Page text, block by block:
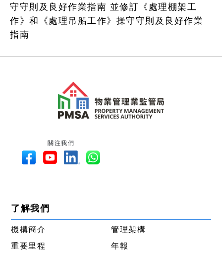
守守則及良好作業指南 並修訂《處理棚架工
作》和《處理吊船工作》操守守則及良好作業
指南
關注我們
了解我們
機構簡介
管理架構
重要里程
年報